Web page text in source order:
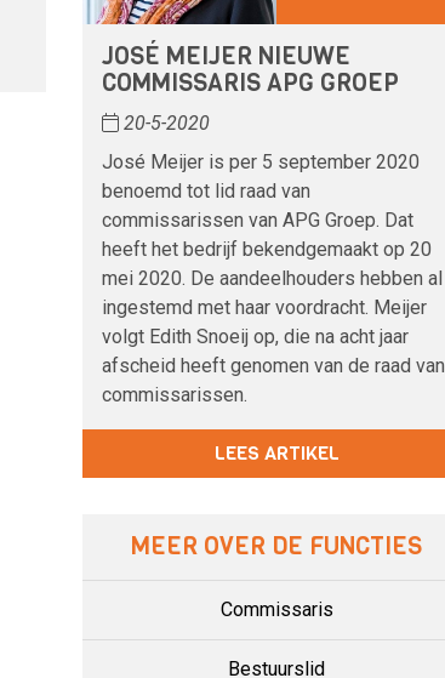
JOSÉ MEIJER NIEUWE
COMMISSARIS APG GROEP
20-5-2020
José Meijer is per 5 september 2020
benoemd tot lid raad van
commissarissen van APG Groep. Dat
heeft het bedrijf bekendgemaakt op 20
mei 2020. De aandeelhouders hebben al
ingestemd met haar voordracht. Meijer
volgt Edith Snoeij op, die na acht jaar
afscheid heeft genomen van de raad van
commissarissen.
LEES ARTIKEL
MEER OVER DE FUNCTIES
Commissaris
Bestuurslid